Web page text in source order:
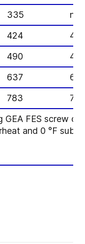
335
n/a
424
40
490
46
637
61
783
75
GEA FES screw
and 0 °F